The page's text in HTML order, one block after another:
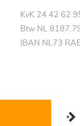
KvK 24 42 62
Btw NL
IBAN NL73